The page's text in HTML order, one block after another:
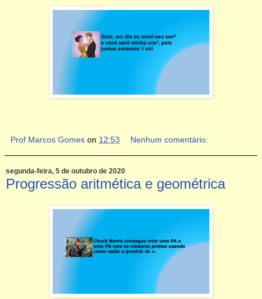
Prof Marcos Gomes on 12:53 Nenhum comentário:
segunda-feira, 5 de outubro de 2020
Progressão aritmética e geométrica